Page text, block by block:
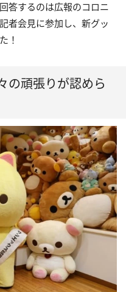
答するのは広報のコロニ
者会見に参加し、新グッ
！
の頑張りが認めら